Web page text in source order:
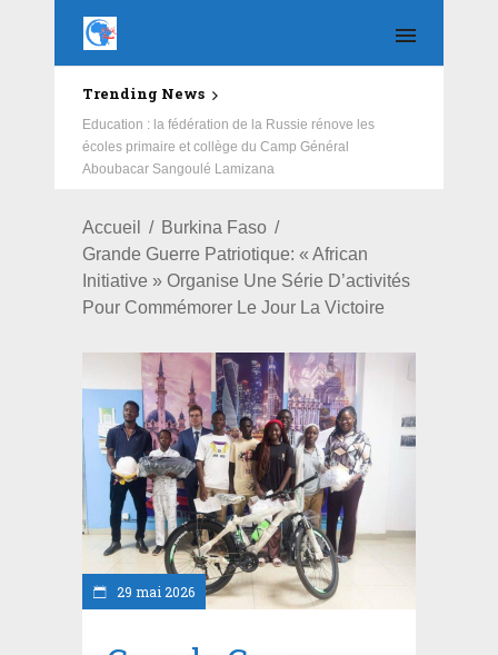
Trending News
Education : la fédération de la Russie rénove les
écoles primaire et collège du Camp Général
Aboubacar Sangoulé Lamizana
Accueil
Burkina Faso
Grande Guerre Patriotique: « African
Initiative » Organise Une Série D’activités
Pour Commémorer Le Jour La Victoire
29 mai 2026